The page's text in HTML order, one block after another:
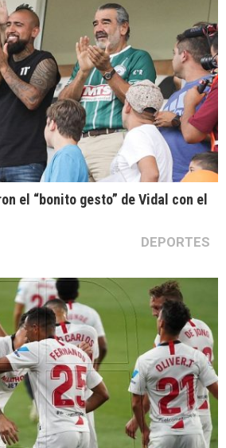
el “bonito gesto” de Vidal con el
DEPORTES